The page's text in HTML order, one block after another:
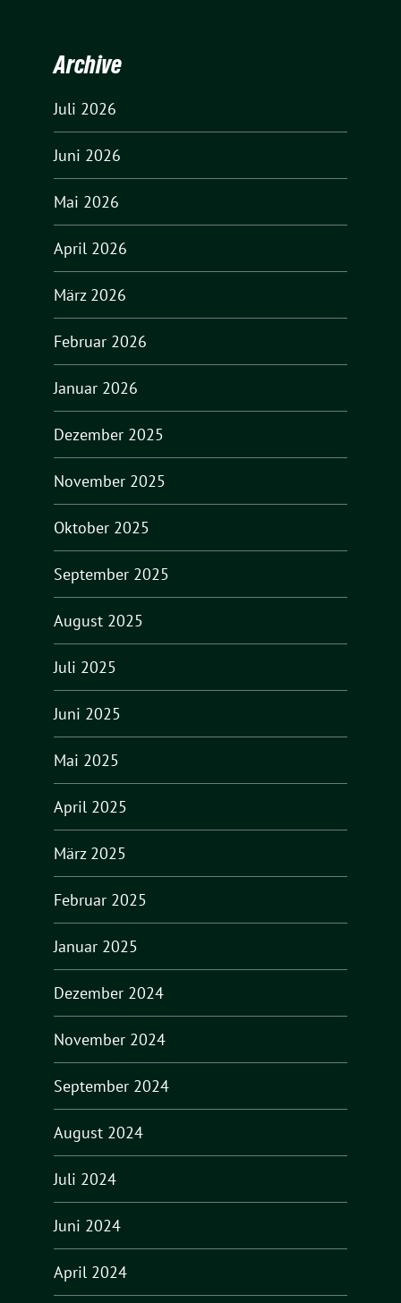
Archive
Juli 2026
Juni 2026
Mai 2026
April 2026
März 2026
Februar 2026
Januar 2026
Dezember 2025
November 2025
Oktober 2025
September 2025
August 2025
Juli 2025
Juni 2025
Mai 2025
April 2025
März 2025
Februar 2025
Januar 2025
Dezember 2024
November 2024
September 2024
August 2024
Juli 2024
Juni 2024
April 2024